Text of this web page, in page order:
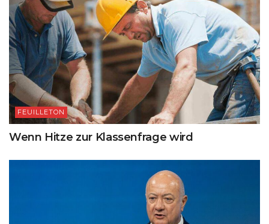
FEUILLETON
Wenn Hitze zur Klassenfrage wird